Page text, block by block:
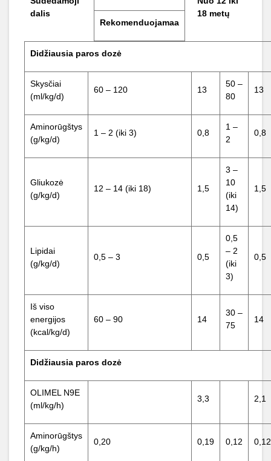
dalis
Rekomenduojamaa
18 metų
Didžiausia paros dozė
Skysčiai
(ml/kg/d)
60 – 120 13
50 –
80
13
Aminorūgštys
(g/kg/d)
1 – 2 (iki 3) 0,8
1 –
2
0,8
Gliukozė
(g/kg/d)
12 – 14 (iki 18) 1,5
3 –
10
(iki
14)
1,5
Lipidai
(g/kg/d)
0,5 – 3 0,5
0,5
– 2
(iki
3)
0,5
Iš viso
energijos
(kcal/kg/d)
60 – 90 14
30 –
75
14
Didžiausia paros dozė
OLIMEL N9E
(ml/kg/h)
3,3 2,1
Aminorūgštys
(g/kg/h)
0,20 0,19 0,12 0,12